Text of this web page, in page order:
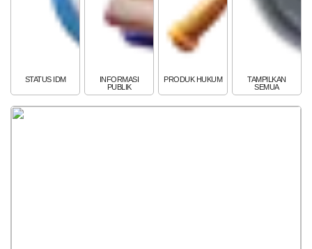
STATUS IDM
INFORMASI
PUBLIK
PRODUK HUKUM
TAMPILKAN
SEMUA